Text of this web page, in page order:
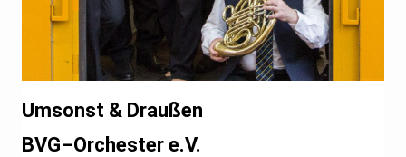
Umsonst & Draußen
BVG–Orchester e.V.